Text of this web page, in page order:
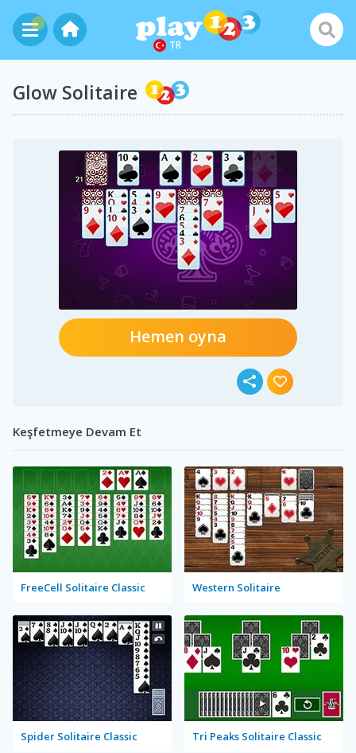
TR
Glow Solitaire
Hemen oyna
Keşfetmeye Devam Et
FreeCell Solitaire Classic Western Solitaire
Spider Solitaire Classic Tri Peaks Solitaire Classic